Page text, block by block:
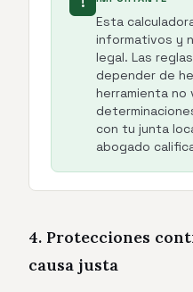
Esta
informativos y
legal. Las
depender de
herramienta no
con tu junta
abogado
4. Protecciones
causa justa